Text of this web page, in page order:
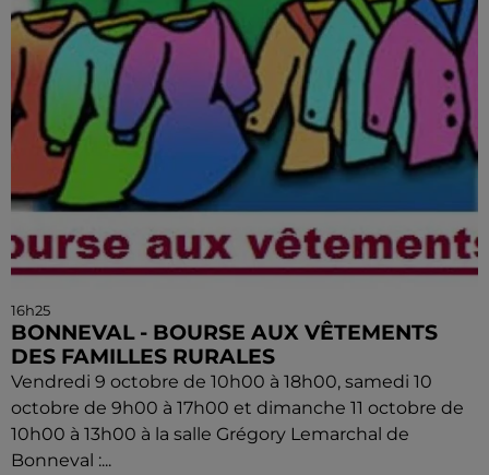
16h25
BONNEVAL - BOURSE AUX VÊTEMENTS
DES FAMILLES RURALES
Vendredi 9 octobre de 10h00 à 18h00, samedi 10
octobre de 9h00 à 17h00 et dimanche 11 octobre de
10h00 à 13h00 à la salle Grégory Lemarchal de
Bonneval :...